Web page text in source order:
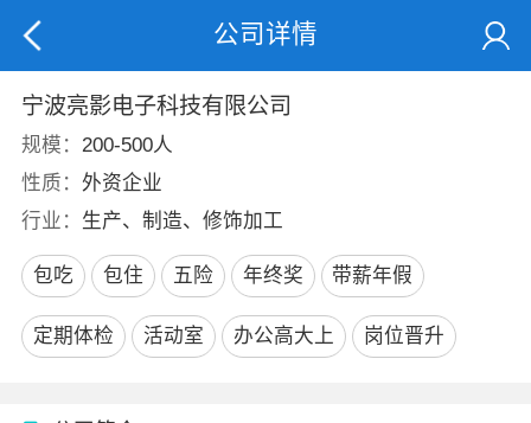
公司详情
宁波亮影电子科技有限公司
规模： 200-500人
性质： 外资企业
行业： 生产、制造、修饰加工
包吃 包住 五险 年终奖 带薪年假
定期体检 活动室 办公高大上 岗位晋升